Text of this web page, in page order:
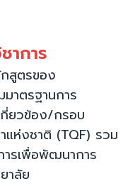
าการ
สูตรของ
มาตรฐานการ
กี่ยวข้อง/กรอบ
ห่งชาติ (TQF) รวม
ารเพื่อพัฒนาการ
าลัย